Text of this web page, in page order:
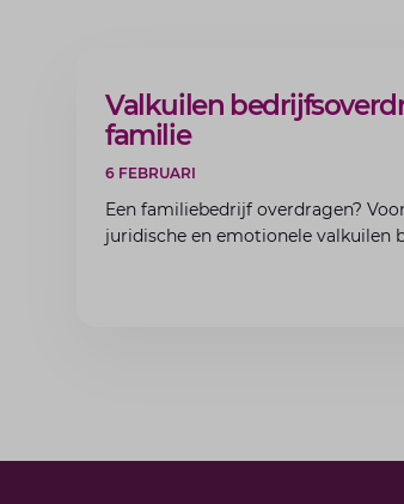
ARTIKEL
Valkuilen
familie
6 FEBRUARI
Een familiebedrijf overdragen?
juridische en emotionele valkuilen